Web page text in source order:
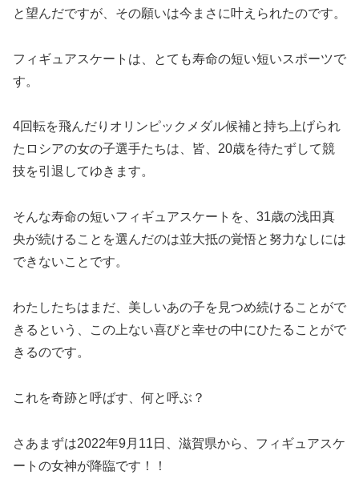
と望んだですが、その願いは今まさに叶えられたのです。
フィギュアスケートは、とても寿命の短い短いスポーツで
す。
4回転を飛んだりオリンピックメダル候補と持ち上げられ
たロシアの女の子選手たちは、皆、20歳を待たずして競
技を引退してゆきます。
そんな寿命の短いフィギュアスケートを、31歳の浅田真
央が続けることを選んだのは並大抵の覚悟と努力なしには
できないことです。
わたしたちはまだ、美しいあの子を見つめ続けることがで
きるという、この上ない喜びと幸せの中にひたることがで
きるのです。
これを奇跡と呼ばす、何と呼ぶ？
さあまずは2022年9月11日、滋賀県から、フィギュアスケ
ートの女神が降臨です！！